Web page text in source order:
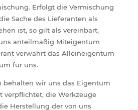
Erfolgt die Vermischung
Sache des Lieferanten als
ist, so gilt als vereinbart,
anteilmäßig Miteigentum
verwahrt das Alleineigentum
für uns.
behalten wir uns das Eigentum
verpflichtet, die Werkzeuge
Herstellung der von uns